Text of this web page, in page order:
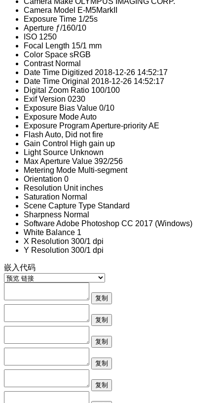
Camera Model E-M5MarkII
Exposure Time 1/25s
Aperture ƒ/160/10
ISO 1250
Focal Length 15/1 mm
Color Space sRGB
Contrast Normal
Date Time Digitized 2018-12-26 14:52:17
Date Time Original 2018-12-26 14:52:17
Digital Zoom Ratio 100/100
Exif Version 0230
Exposure Bias Value 0/10
Exposure ModeAuto
Exposure ProgramAperture-priority AE
Flash Auto, Did not fire
Gain Control High gain up
Light Source Unknown
Max Aperture Value 392/256
Metering Mode Multi-segment
Orientation 0
Resolution Unit inches
Saturation Normal
Scene Capture Type Standard
Sharpness Normal
SoftwareAdobe Photoshop CC 2017 (Windows)
White Balance 1
X Resolution 300/1 dpi
Y Resolution 300/1 dpi
嵌入代码
复制
复制
复制
复制
复制